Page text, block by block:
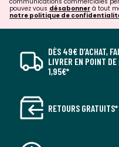
pouvez vous désabonner à tout
notre politique de
DÈS 49€ D’ACHAT,
LIVRER EN POINT
1,95€*
RETOURS GRATUITS*